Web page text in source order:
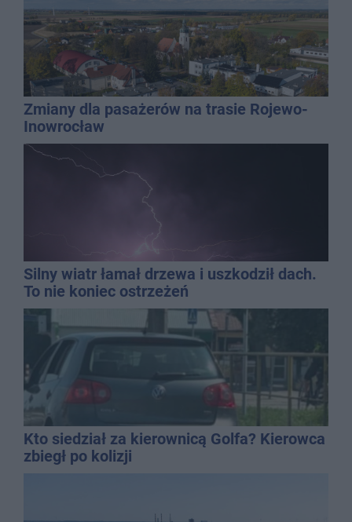
Zmiany dla pasażerów na trasie Rojewo-
Inowrocław
Silny wiatr łamał drzewa i uszkodził dach.
To nie koniec ostrzeżeń
Kto siedział za kierownicą Golfa? Kierowca
zbiegł po kolizji